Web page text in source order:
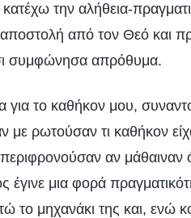
την αλήθεια-
αποστολή από τον Θεό και
συμφώνησα απρόθυμα.
για το καθήκον μου,
με ρωτούσαν τι καθήκον
αν μάθαιναν
έγινε μια φορά
το μηχανάκι της και, ενώ